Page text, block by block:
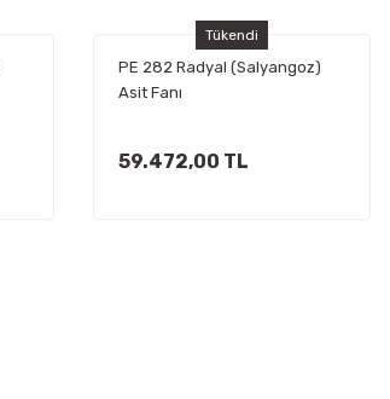
Tükendi
PE 282 Radyal (Salyangoz)
Asit Fanı
59.472,00 TL